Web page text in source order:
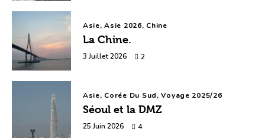
Asie,Asie 2026, Chine
La Chine.
3 Juillet 2026 2
Asie, Corée Du Sud,Voyage 2025/26
Séoul et la DMZ
25 Juin 2026 4